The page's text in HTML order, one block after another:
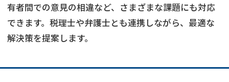
有者間での意見の相違など、さまざまな課題にも対応
できます。税理士や弁護士とも連携しながら、最適な
解決策を提案します。